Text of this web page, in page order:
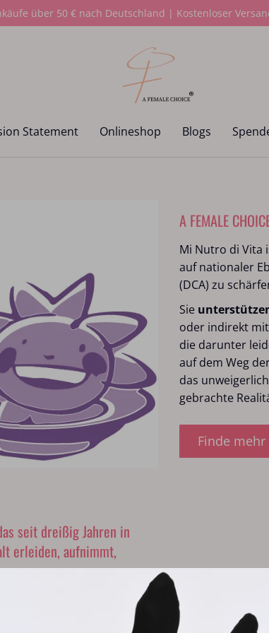
über 50 € nach Deutschland | Kostenloser
Spenden
Statement Onlineshop Blogs
A FEMALE
Mi Nutro di Vita
auf nationaler
(DCA) zu
Sie
oder indirekt
die darunter
auf dem Weg
das
gebrachte
Finde mehr
seit dreißig Jahren in
erleiden, aufnimmt,
unterstützt
möglich ist. Es